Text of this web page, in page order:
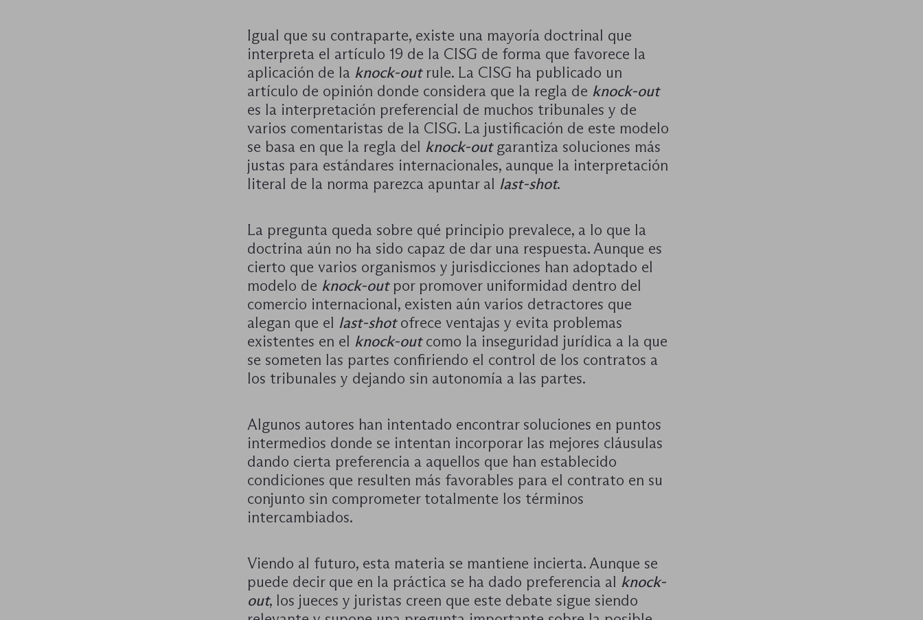
Igual que su contraparte, existe una mayoría doctrinal que
interpreta el artículo 19 de la CISG de forma que favorece la
aplicación de la knock-outrule. La CISG ha publicado un
artículo de opinión donde considera que la regla de knock-out
es la interpretación preferencial de muchos tribunales y de
varios comentaristas de la CISG. La justificación de este modelo
se basa en que la regla del knock-outgarantiza soluciones más
justas para estándares internacionales, aunque la interpretación
literal de la norma parezca apuntar al last-shot.
La pregunta queda sobre qué principio prevalece, a lo que la
doctrina aún no ha sido capaz de dar una respuesta. Aunque es
cierto que varios organismos y jurisdicciones han adoptado el
modelo de knock-outpor promover uniformidad dentro del
comercio internacional, existen aún varios detractores que
alegan que el last-shotofrece ventajas y evita problemas
existentes en el knock-outcomo la inseguridad jurídica a la que
se someten las partes confiriendo el control de los contratos a
los tribunales y dejando sin autonomía a las partes.
Algunos autores han intentado encontrar soluciones en puntos
intermedios donde se intentan incorporar las mejores cláusulas
dando cierta preferencia a aquellos que han establecido
condiciones que resulten más favorables para el contrato en su
conjunto sin comprometer totalmente los términos
intercambiados.
Viendo al futuro, esta materia se mantiene incierta. Aunque se
puede decir que en la práctica se ha dado preferencia al knock-
out, los jueces y juristas creen que este debate sigue siendo